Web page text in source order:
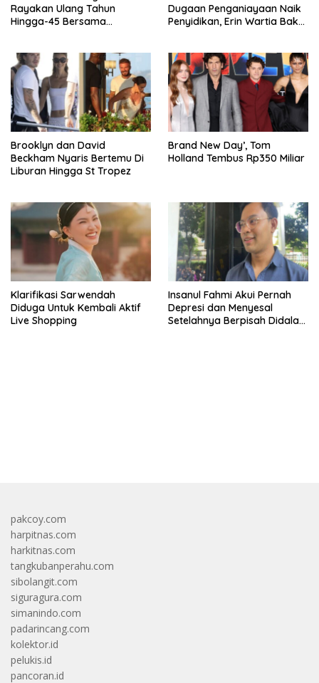
Rayakan Ulang Tahun
Hingga-45 Bersama
Dugaan Penganiayaan Naik
Penyidikan, Erin Wartia Bakal
Brooklyn dan David
Beckham Nyaris Bertemu Di
Liburan Hingga St Tropez
Brand New Day’, Tom
Holland Tembus Rp350 Miliar
Klarifikasi Sarwendah
Diduga Untuk Kembali Aktif
Live Shopping
Insanul Fahmi Akui Pernah
Depresi dan Menyesal
Setelahnya Berpisah Didalam
pakcoy.com
harpitnas.com
harkitnas.com
tangkubanperahu.com
sibolangit.com
siguragura.com
simanindo.com
padarincang.com
kolektor.id
pelukis.id
pancoran.id